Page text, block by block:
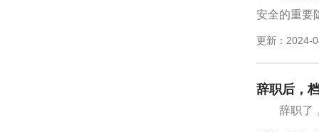
安全的重要
更新：2024-
辞职后，
辞职